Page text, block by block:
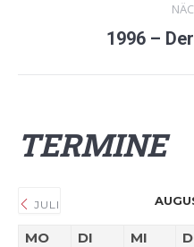
1996 –
TERMINE
JULI
MO DI MI